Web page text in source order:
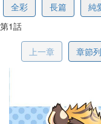
全彩 長篇 純
第1話
上一章 章節